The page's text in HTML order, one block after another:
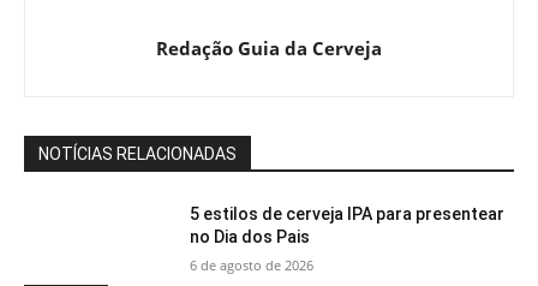
Redação Guia da Cerveja
NOTÍCIAS RELACIONADAS
5 estilos de cerveja IPA para presentear
no Dia dos Pais
6 de agosto de 2026